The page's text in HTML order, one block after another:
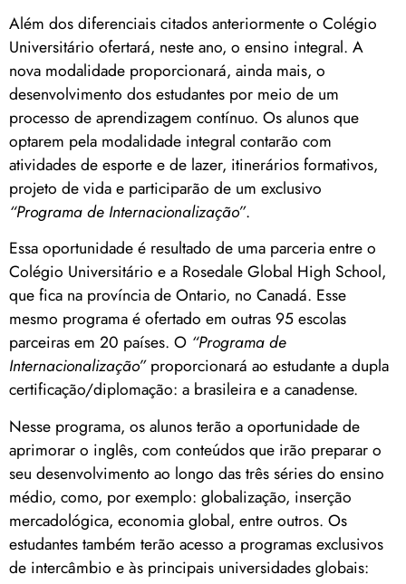
Além dos diferenciais citados anteriormente o Colégio
Universitário ofertará, neste ano, o ensino integral. A
nova modalidade proporcionará, ainda mais, o
desenvolvimento dos estudantes por meio de um
processo de aprendizagem contínuo. Os alunos que
optarem pela modalidade integral contarão com
atividades de esporte e de lazer, itinerários formativos,
projeto de vida e participarão de um exclusivo
“Programa de Internacionalização”.
Essa oportunidade é resultado de uma parceria entre o
Colégio Universitário e a Rosedale Global High School,
que fica na província de Ontario, no Canadá. Esse
mesmo programa é ofertado em outras 95 escolas
parceiras em 20 países. O “Programa de
Internacionalização”proporcionará ao estudante a dupla
certificação/diplomação: a brasileira e a canadense.
Nesse programa, os alunos terão a oportunidade de
aprimorar o inglês, com conteúdos que irão preparar o
seu desenvolvimento ao longo das três séries do ensino
médio, como, por exemplo: globalização, inserção
mercadológica, economia global, entre outros. Os
estudantes também terão acesso a programas exclusivos
de intercâmbio e às principais universidades globais: